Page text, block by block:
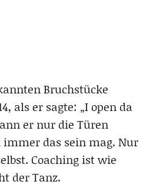
Bruchstücke
als er sagte: „I open da
er nur die Türen
immer das sein mag. Nur
Coaching ist wie
der Tanz.